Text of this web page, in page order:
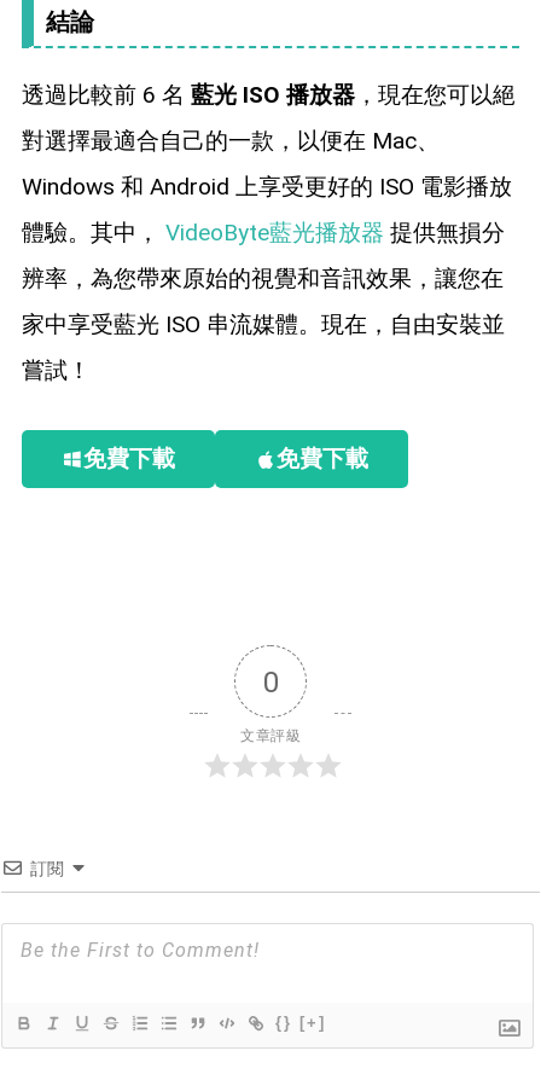
結論
透過比較前 6 名 藍光 ISO 播放器，現在您可以絕
對選擇最適合自己的一款，以便在 Mac、
Windows 和 Android 上享受更好的 ISO 電影播放
體驗。其中， VideoByte藍光播放器 提供無損分
辨率，為您帶來原始的視覺和音訊效果，讓您在
家中享受藍光 ISO 串流媒體。現在，自由安裝並
嘗試！
免費下載 免費下載
0
文章評級
訂閱
{} [+]